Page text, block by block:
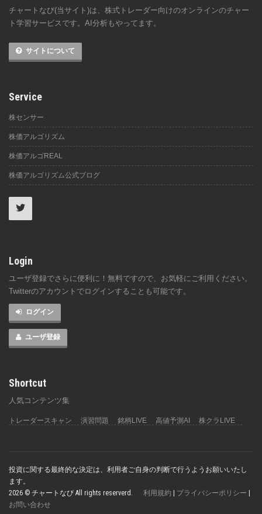
チャートなび(当サイト)は、株式トレーダー向けのオンラインのチャー
ト学習サービスです。AI分析もやってます。
サイトについて
Service
株センサー
株価アルゴリズム
株価アルゴREAL
株価アルゴリズム公式ブログ
Login
ユーザ登録でさらに便利に！無料ですので、お気軽にご利用ください。
Twitterのアカウントでログインすることも可能です。
ログイン
ユーザ登録
Shortcut
人気コンテンツ集
トレーダースキャン 演習問題 銘柄LIVE 高値予測AI 株クラLIVE
投資に関する最終的な決定は、利用者ご自身の判断で行うようお願いいたし
ます。
2026 © チャートなび All rights reserverd. 利用規約 プライバシーポリシー
お問い合わせ